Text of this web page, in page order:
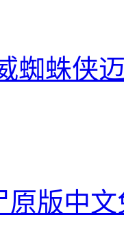
蜘蛛侠
原版中